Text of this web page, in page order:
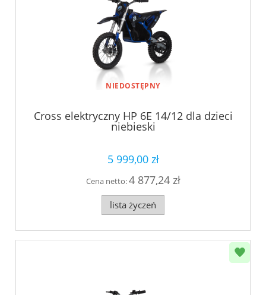
NIEDOSTĘPNY
Cross elektryczny HP 6E 14/12 dla dzieci
niebieski
5 999,00 zł
Cena netto:4 877,24 zł
lista życzeń